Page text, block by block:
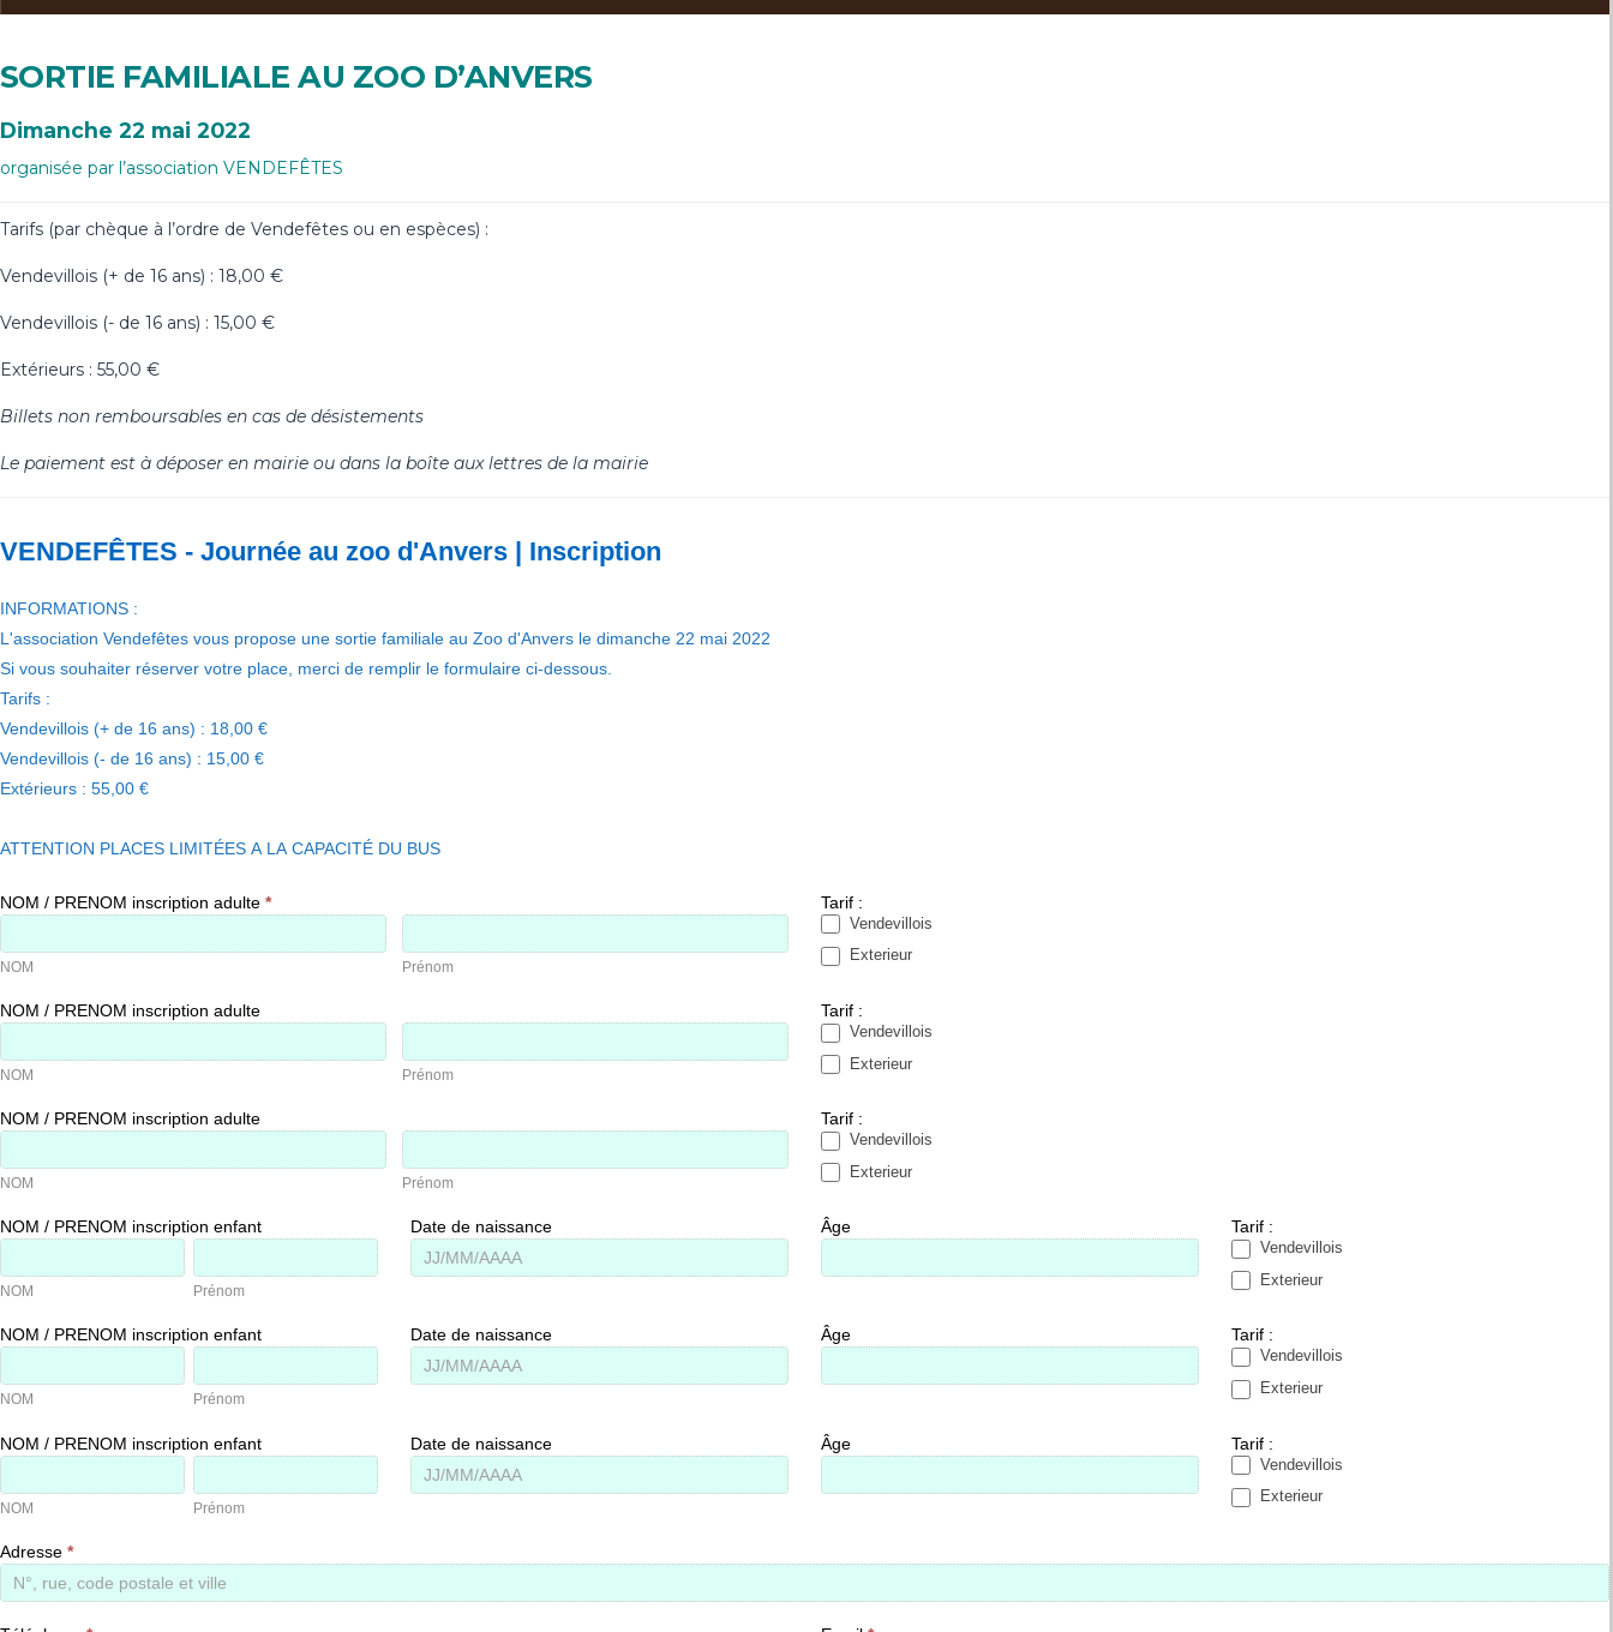
SORTIE FAMILIALE AU ZOO D’ANVERS
Dimanche 22 mai 2022
organisée par l’association VENDEFÊTES
Tarifs (par chèque à l’ordre de Vendefêtes ou en espèces) :
Vendevillois (+ de 16 ans) : 18,00 €
Vendevillois (- de 16 ans) : 15,00 €
Extérieurs : 55,00 €
Billets non remboursables en cas de désistements
Le paiement est à déposer en mairie ou dans la boîte aux lettres de la mairie
Journée
d'Anvers
|
Inscription
VENDEFÊTES - Journée au zoo d'Anvers | Inscription
INFORMATIONS :
L'association Vendefêtes vous propose une sortie familiale au Zoo d'Anvers le dimanche 22 mai 2022
Si vous souhaiter réserver votre place, merci de remplir le formulaire ci-dessous.
Tarifs :
Vendevillois (+ de 16 ans) : 18,00 €
Vendevillois (- de 16 ans) : 15,00 €
Extérieurs : 55,00 €
ATTENTION PLACES LIMITÉES A LA CAPACITÉ DU BUS
NOM / PRENOM inscription adulte *
NOM
NOM
Prénom
Prénom
Tarif :
Vendevillois
Exterieur
NOM / PRENOM inscription adulte
NOM
NOM
Prénom
Prénom
Tarif :
Vendevillois
Exterieur
NOM / PRENOM inscription adulte
NOM
NOM
Prénom
Prénom
Tarif :
Vendevillois
Exterieur
NOM / PRENOM inscription enfant
NOM
NOM
Prénom
Prénom
Date de naissance Âge Tarif :
Vendevillois
Exterieur
NOM / PRENOM inscription enfant
NOM
NOM
Prénom
Prénom
Date de naissance Âge Tarif :
Vendevillois
Exterieur
NOM / PRENOM inscription enfant
NOM
NOM
Prénom
Prénom
Date de naissance Âge Tarif :
Vendevillois
Exterieur
Adresse *